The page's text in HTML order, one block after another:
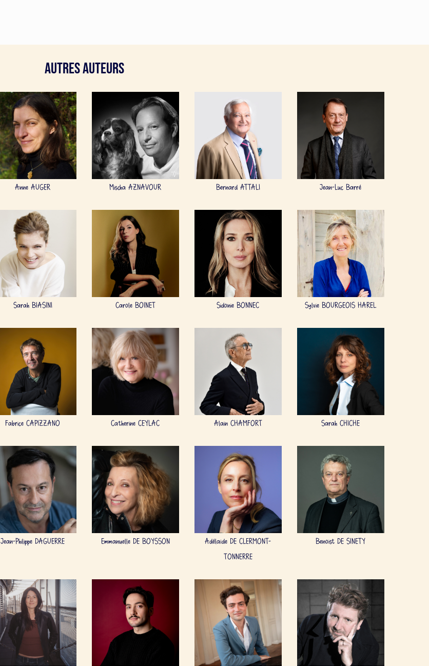
Autres Auteurs
Anne AUGER Mischa AZNAVOUR Bernard ATTALI Jean-Luc Barré
Sarah BIASINI Carole BOINET Sidonie BONNEC Sylvie BOURGEOIS HAREL
Fabrice CAPIZZANO Catherine CEYLAC Alain CHAMFORT Sarah CHICHE
Jean-Philippe DAGUERRE Emmanuelle DE BOYSSON
Adélaïde DE CLERMONT-
TONNERRE
Benoist DE SINETY